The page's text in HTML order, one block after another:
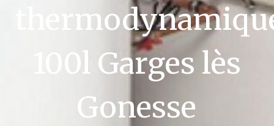
100l Garges lès
Gonesse